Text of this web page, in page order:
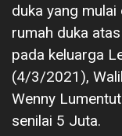
duka yang
rumah duka
pada keluarga
(4/3/2021),
Wenny
senilai 5 Juta.